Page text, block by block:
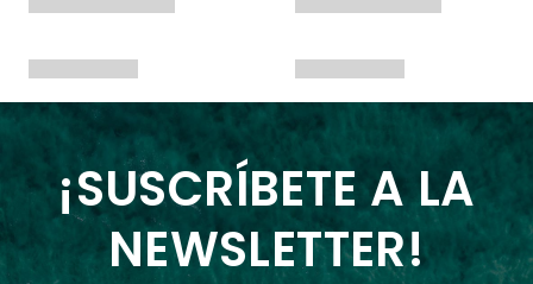
¡SUSCRÍBETE A LA
NEWSLETTER!